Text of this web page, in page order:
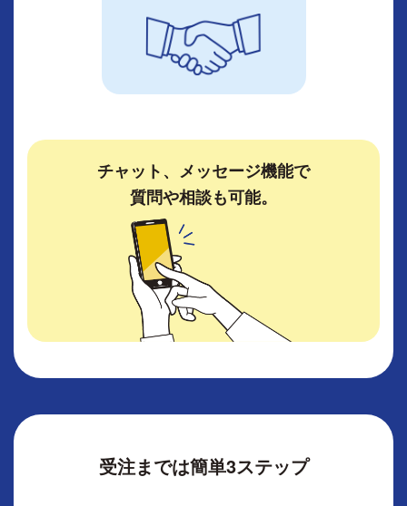
チャット、メッセージ機能で
質問や相談も可能。
受注までは簡単3ステップ